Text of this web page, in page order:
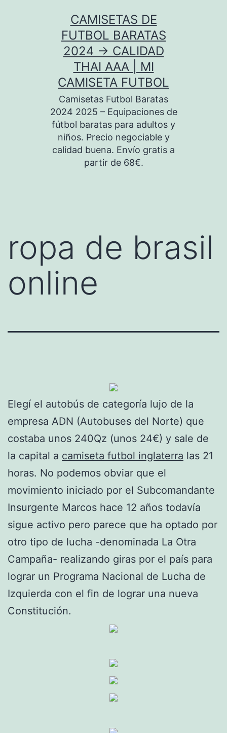
CAMISETAS DE
FUTBOL BARATAS
2024 → CALIDAD
THAI AAA | MI
CAMISETA FUTBOL
Camisetas Futbol Baratas
2024 2025 – Equipaciones de
fútbol baratas para adultos y
niños. Precio negociable y
calidad buena. Envío gratis a
partir de 68€.
ropa de brasil
online
Elegí el autobús de categoría lujo de la
empresa ADN (Autobuses del Norte) que
costaba unos 240Qz (unos 24€) y sale de
la capital a camiseta futbol inglaterra las 21
horas. No podemos obviar que el
movimiento iniciado por el Subcomandante
Insurgente Marcos hace 12 años todavía
sigue activo pero parece que ha optado por
otro tipo de lucha -denominada La Otra
Campaña- realizando giras por el país para
lograr un Programa Nacional de Lucha de
Izquierda con el fin de lograr una nueva
Constitución.